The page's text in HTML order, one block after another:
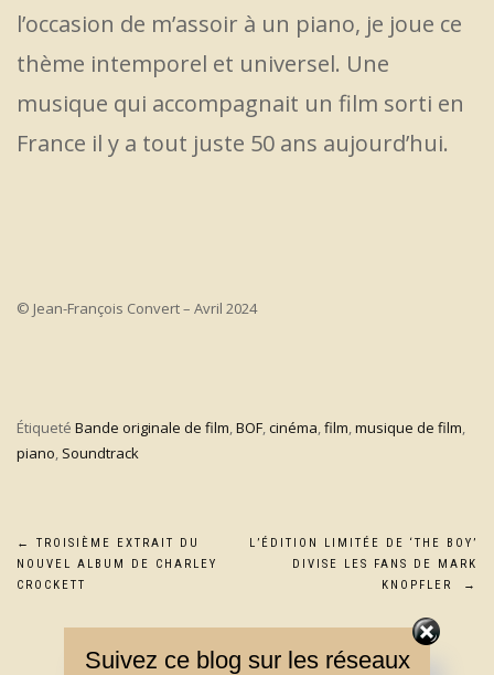
l’occasion de m’assoir à un piano, je joue ce
thème intemporel et universel. Une
musique qui accompagnait un film sorti en
France il y a tout juste 50 ans aujourd’hui.
© Jean-François Convert – Avril 2024
Étiqueté Bande originale de film BOF cinéma film musique de film
piano Soundtrack
Navigation
de
l’article
←
TROISIÈME EXTRAIT DU
NOUVEL ALBUM DE CHARLEY
CROCKETT
L’ÉDITION LIMITÉE DE ‘THE BOY’
DIVISE LES FANS DE MARK
KNOPFLER
→
Suivez ce blog sur les réseaux